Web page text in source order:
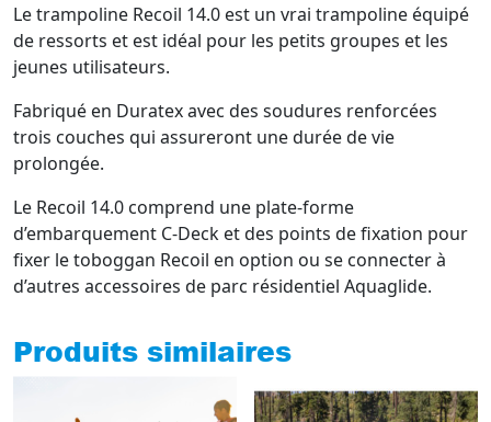
Le trampoline Recoil 14.0 est un vrai trampoline équipé
de ressorts et est idéal pour les petits groupes et les
jeunes utilisateurs.
Fabriqué en Duratex avec des soudures renforcées
trois couches qui assureront une durée de vie
prolongée.
Le Recoil 14.0 comprend une plate-forme
d’embarquement C-Deck et des points de fixation pour
fixer le toboggan Recoil en option ou se connecter à
d’autres accessoires de parc résidentiel Aquaglide.
Produits similaires